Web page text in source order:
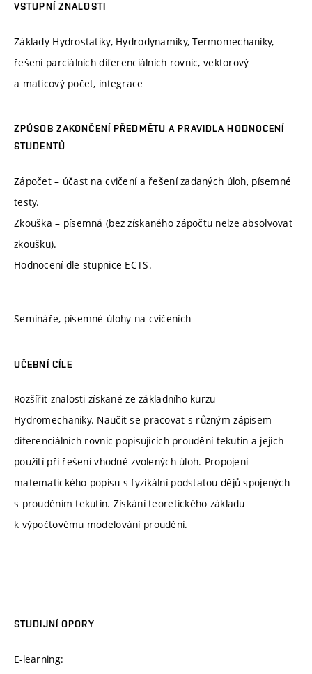
VSTUPNÍ ZNALOSTI
Základy Hydrostatiky, Hydrodynamiky, Termomechaniky,
řešení parciálních diferenciálních rovnic, vektorový
a maticový počet, integrace
ZPŮSOB ZAKONČENÍ PŘEDMĚTU A PRAVIDLA HODNOCENÍ
STUDENTŮ
Zápočet – účast na cvičení a řešení zadaných úloh, písemné
testy.
Zkouška – písemná (bez získaného zápočtu nelze absolvovat
zkoušku).
Hodnocení dle stupnice ECTS.
Semináře, písemné úlohy na cvičeních
UČEBNÍ CÍLE
Rozšířit znalosti získané ze základního kurzu
Hydromechaniky. Naučit se pracovat s různým zápisem
diferenciálních rovnic popisujících proudění tekutin a jejich
použití při řešení vhodně zvolených úloh. Propojení
matematického popisu s fyzikální podstatou dějů spojených
s prouděním tekutin. Získání teoretického základu
k výpočtovému modelování proudění.
STUDIJNÍ OPORY
E-learning: